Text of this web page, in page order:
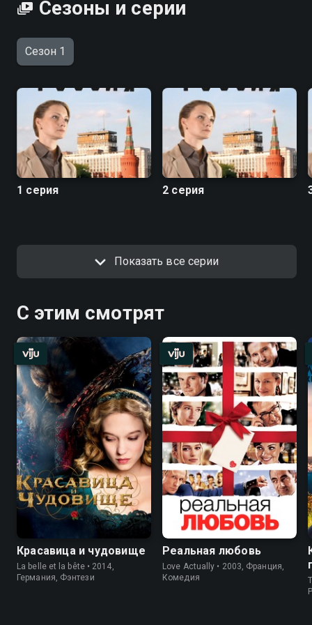
Сезоны и серии
Сезон 1
1 серия 2 серия
Показать все серии
С этим смотрят
Красавица и чудовище
La belle et la bête • 2014,
Германия, Фэнтези
Реальная любовь
Love Actually • 2003, Франция,
Комедия